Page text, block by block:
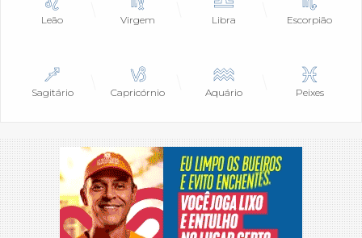
Leão Virgem Libra Escorpião
Sagitário Capricórnio Aquário Peixes